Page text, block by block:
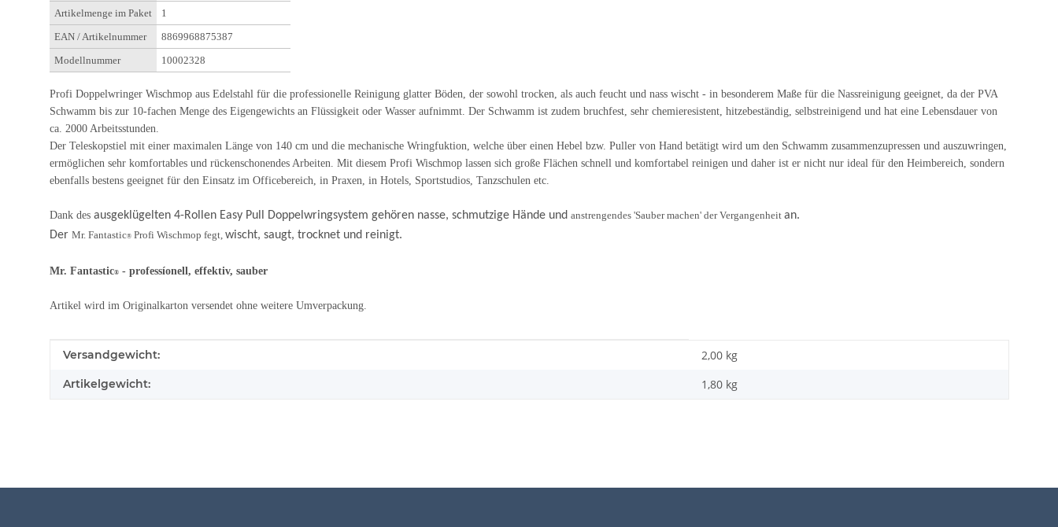
Artikelmenge im Paket
1
EAN / Artikelnummer
8869968875387
Modellnummer
10002328
Profi Doppelwringer Wischmop aus Edelstahl für die professionelle Reinigung glatter Böden, der sowohl trocken, als auch feucht und nass wischt - in besonderem Maße für die Nassreinigung geeignet, da der PVA
Schwamm bis zur 10-fachen Menge des Eigengewichts an Flüssigkeit oder Wasser aufnimmt. Der Schwamm ist zudem bruchfest, sehr chemieresistent, hitzebeständig, selbstreinigend und hat eine Lebensdauer von
ca. 2000 Arbeitsstunden.
Der Teleskopstiel mit einer maximalen Länge von 140 cm und die mechanische Wringfuktion, welche über einen Hebel bzw. Puller von Hand betätigt wird um den Schwamm zusammenzupressen und auszuwringen,
ermöglichen sehr komfortables und rückenschonendes Arbeiten. Mit diesem Profi Wischmop lassen sich große Flächen schnell und komfortabel reinigen und daher ist er nicht nur ideal für den Heimbereich, sondern
ebenfalls bestens geeignet für den Einsatz im Officebereich, in Praxen, in Hotels, Sportstudios, Tanzschulen etc.
Dank des ausgeklügelten 4-Rollen Easy Pull Doppelwringsystem gehören nasse, schmutzige Hände und anstrengendes 'Sauber machen' der Vergangenheit an.
Der Mr. Fantastic® Profi Wischmop fegt, wischt, saugt, trocknet und reinigt.
Mr. Fantastic® - professíonell, effektiv, sauber
Artikel wird im Originalkarton versendet ohne weitere Umverpackung.
Produkteigenschaft
Wert
Versandgewicht: 2,00 kg
Artikelgewicht: 1,80 kg